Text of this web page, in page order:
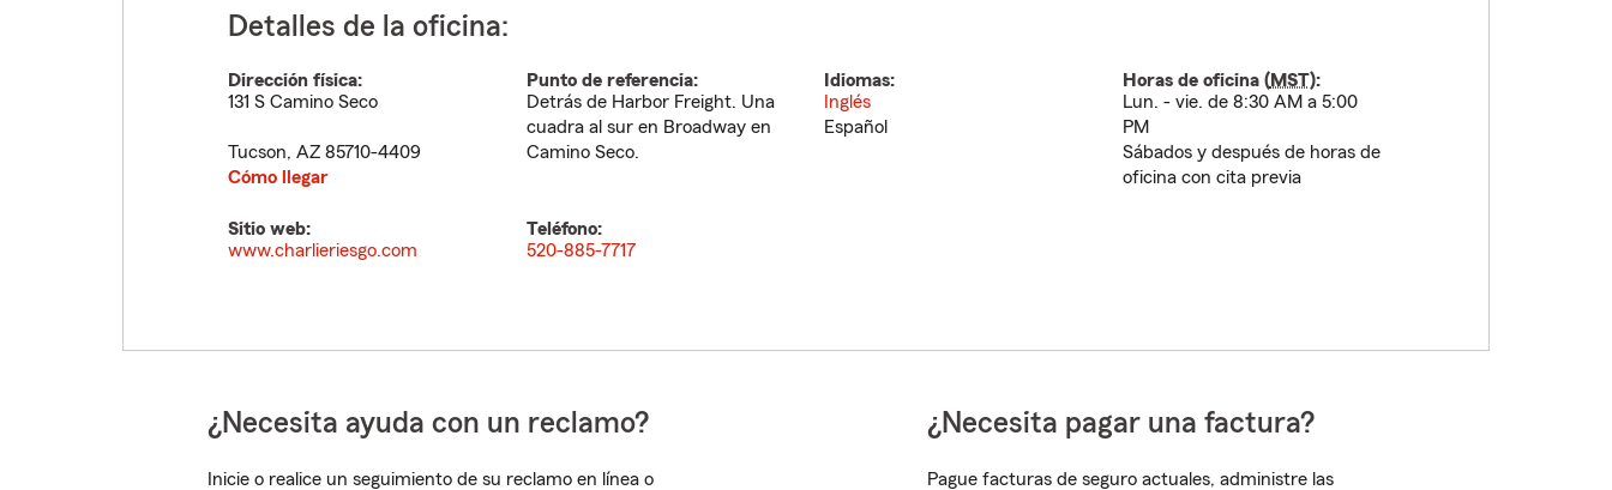
Detalles de la oficina:
Dirección física:
131 S Camino Seco
Tucson, AZ 85710-4409
Cómo llegar
Punto de referencia:
Detrás de Harbor Freight. Una
cuadra al sur en Broadway en
Camino Seco.
Idiomas:
Inglés
Español
Horas de oficina (MST):
Lun. - vie. de 8:30 AM a 5:00
PM
Sábados y después de horas de
oficina con cita previa
Sitio web:
www.charlieriesgo.com
Teléfono:
520-885-7717
¿Necesita ayuda con un reclamo?
Inicie o realice un seguimiento de su reclamo en línea o
¿Necesita pagar una factura?
Pague facturas de seguro actuales, administre las